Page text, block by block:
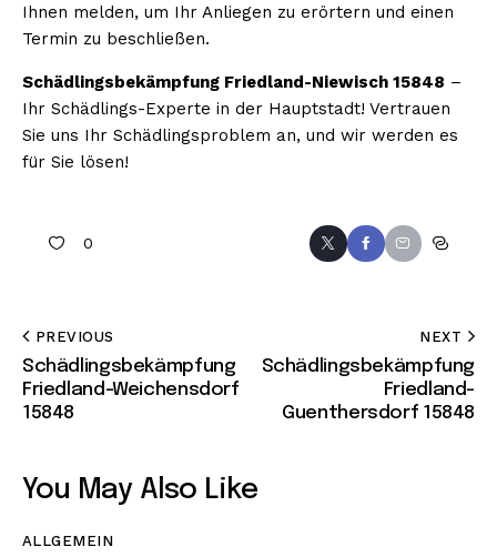
Ihnen melden, um Ihr Anliegen zu erörtern und einen
Termin zu beschließen.
Schädlingsbekämpfung Friedland-Niewisch 15848 –
Ihr Schädlings-Experte in der Hauptstadt! Vertrauen
Sie uns Ihr Schädlingsproblem an, und wir werden es
für Sie lösen!
0
PREVIOUS
Schädlingsbekämpfung
Friedland-Weichensdorf
15848
NEXT
Schädlingsbekämpfung
Friedland-
Guenthersdorf 15848
You May Also Like
ALLGEMEIN